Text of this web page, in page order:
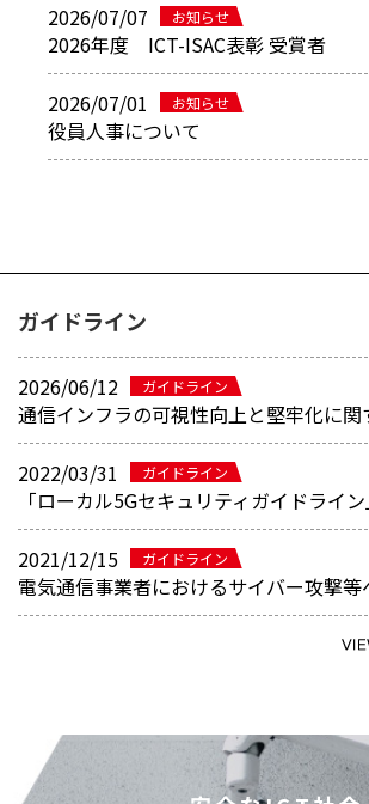
2026/07/07 お知らせ
2026年度 ICT-ISAC表彰 受賞者
2026/07/01 お知らせ
役員人事について
ガイドライン
2026/06/12 ガイドライン
2022/03/31 ガイドライン
2021/12/15 ガイドライン